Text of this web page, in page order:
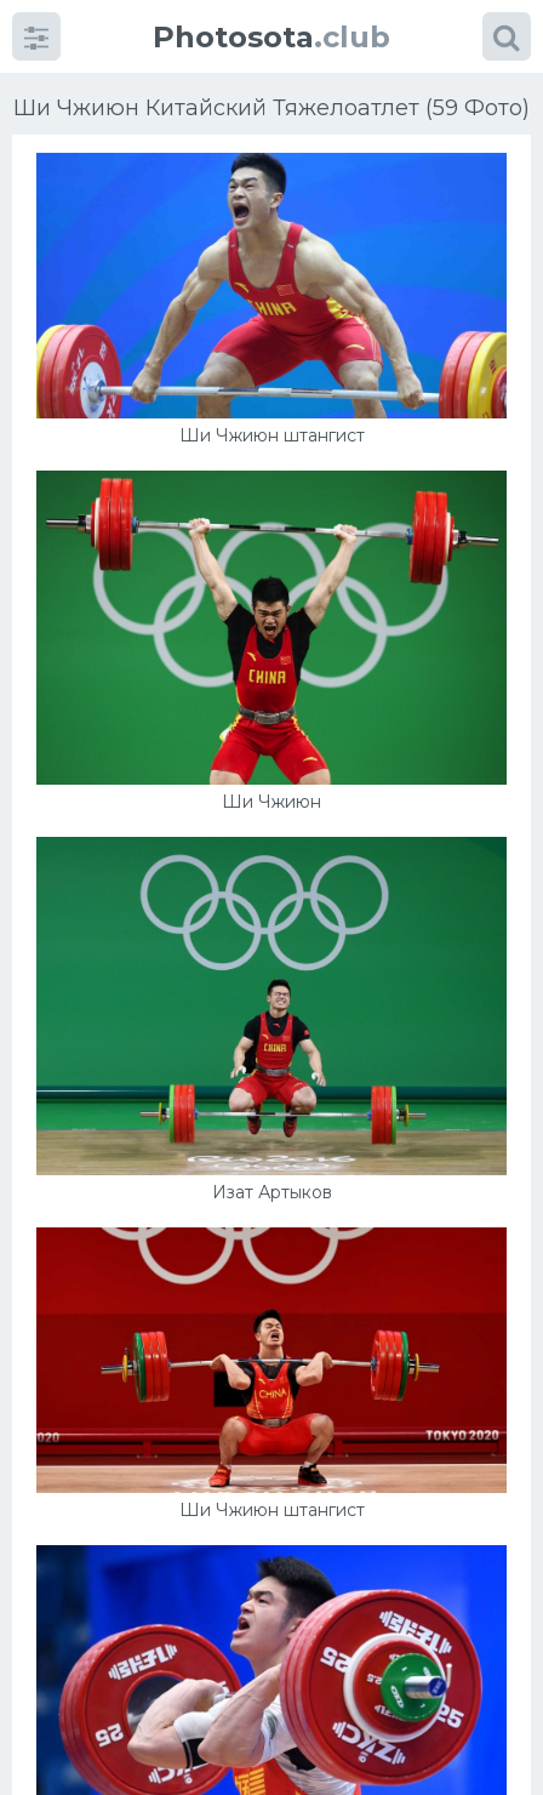
Photosota.club
Ши Чжиюн Китайский Тяжелоатлет (59 Фото)
Ши Чжиюн штангист
Ши Чжиюн
Изат Артыков
Ши Чжиюн штангист
КатегорииФото
Еще картинки...
Футбол
Хоккей
Велогонки
Конькобежный спорт
Тренажеры
Интерьер квартиры